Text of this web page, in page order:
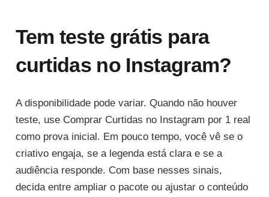
Tem teste grátis para
curtidas no Instagram?
A disponibilidade pode variar. Quando não houver
teste, use Comprar Curtidas no Instagram por 1 real
como prova inicial. Em pouco tempo, você vê se o
criativo engaja, se a legenda está clara e se a
audiência responde. Com base nesses sinais,
decida entre ampliar o pacote ou ajustar o conteúdo